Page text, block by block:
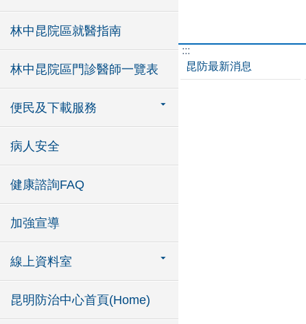
林中昆院區就醫指南
林中昆院區門診醫師一覽表
便民及下載服務
病人安全
健康諮詢FAQ
加強宣導
線上資料室
昆明防治中心首頁(Home)
:::
昆防最新消息